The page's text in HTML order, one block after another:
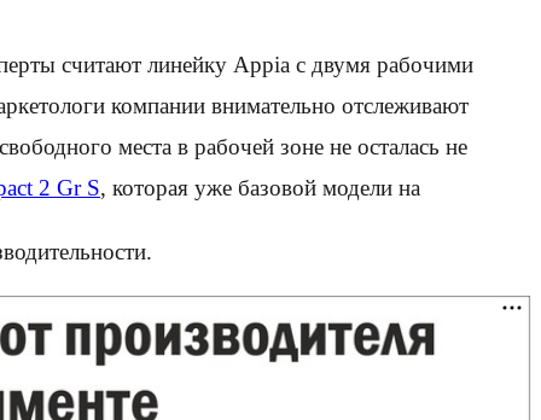
считают линейку Appia с двумя рабочими
компании внимательно отслеживают
места в рабочей зоне не осталась не
2 Gr S, которая уже базовой модели на